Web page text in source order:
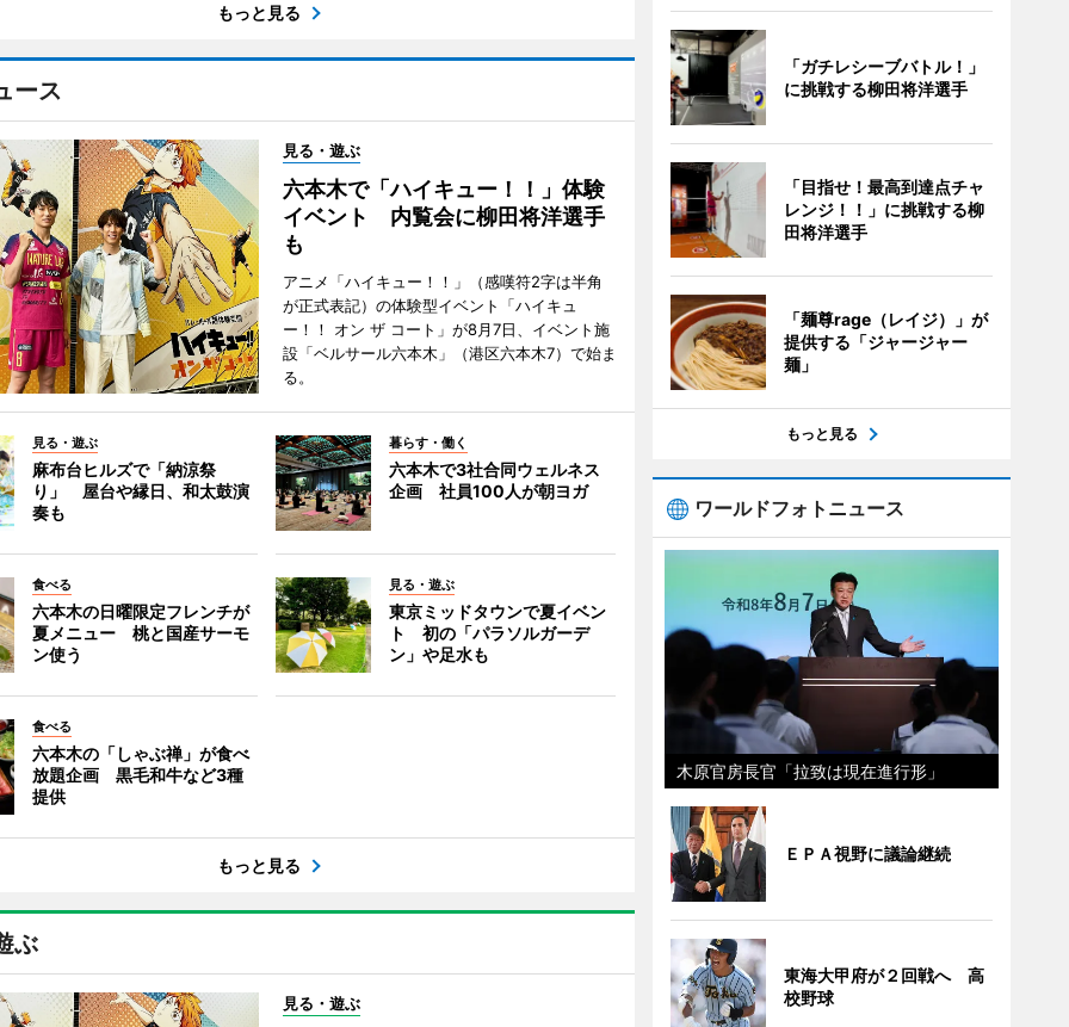
もっと見る
ース
見る・遊ぶ
六本木で「ハイキュー！！」体験
イベント 内覧会に柳田将洋選手
も
アニメ「ハイキュー！！」（感嘆符2字は半角
が正式表記）の体験型イベント「ハイキュ
ー！！ オン ザ コート」が8月7日、イベント施
設「ベルサール六本木」（港区六本木7）で始ま
る。
見る・遊ぶ
麻布台ヒルズで「納涼祭
り」 屋台や縁日、和太鼓演
奏も
暮らす・働く
六本木で3社合同ウェルネス
企画 社員100人が朝ヨガ
食べる
六本木の日曜限定フレンチが
夏メニュー 桃と国産サーモ
ン使う
見る・遊ぶ
東京ミッドタウンで夏イベン
ト 初の「パラソルガーデ
ン」や足水も
食べる
六本木の「しゃぶ禅」が食べ
放題企画 黒毛和牛など3種
提供
もっと見る
ぶ
見る・遊ぶ
「ガチレシーブバトル！」
に挑戦する柳田将洋選手
「目指せ！最高到達点チャ
レンジ！！」に挑戦する柳
田将洋選手
「麺尊rage（レイジ）」が
提供する「ジャージャー
麺」
もっと見る
ワールドフォトニュース
木原官房長官「拉致は現在進行形」
ＥＰＡ視野に議論継続
東海大甲府が２回戦へ 高
校野球